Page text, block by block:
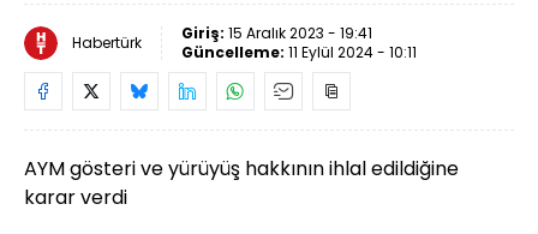
Habertürk Giriş: 15 Aralık 2023 - 19:41
Güncelleme: 11 Eylül 2024 - 10:11
AYM gösteri ve yürüyüş hakkının ihlal edildiğine
karar verdi